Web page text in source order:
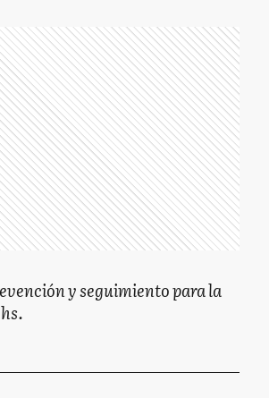
y seguimiento para la